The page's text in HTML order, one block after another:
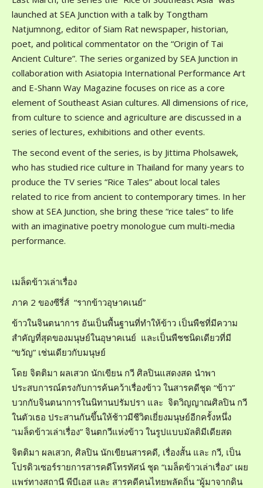
launched at SEA Junction with a talk by Tongtham
Natjumnong, editor of Siam Rat newspaper, historian,
poet, and political commentator on the “Origin of Tai
Ancient Culture”. The series organized by SEA Junction in
collaboration with Asiatopia International Performance Art
and E-Shann Way Magazine focuses on rice as a core
element of Southeast Asian cultures. All dimensions of rice,
from culture to science and agriculture are discussed in a
series of lectures, exhibitions and other events.
The second event of the series, is by Jittima Pholsawek,
who has studied rice culture in Thailand for many years to
produce the TV series “Rice Tales” about local tales
related to rice from ancient to contemporary times. In her
show at SEA Junction, she bring these “rice tales” to life
with an imaginative poetry monologue cum multi-media
performance.
เมล็ดข้าวเล่าเรื่อง
ภาค 2 ของซีรี่ส์ “รากข้าวอุษาคเนย์”
ข้าวในจินตนาการ อันเป็นพื้นฐานที่ทำให้ข้าว เป็นพืชที่มีความ
สำคัญที่สุดของมนุษย์ในอุษาคเนย์ และเป็นพืชชนิดเดียวที่มี
“ขวัญ” เช่นเดียวกับมนุษย์
โดย จิตติมา ผลเสวก นักเขียน กวี ศิลปินแสดงสด นำพา
ประสบการณ์ตรงกับการค้นคว้าเรื่องข้าว ในสารคดีชุด “ข้าว”
บวกกับจินตนาการในนิทานปรัมปรา และ จิตวิญญาณศิลปิน กวี
ในตัวเธอ ประสานกันขึ้นให้ช้าวมีชีวิตเยี่ยงมนุษย์อีกครั้งหนึ่ง
“เมล็ดข้าวเล่าเรื่อง” จินตกวีแห่งข้าว ในรูปแบบมัลติมีเดียสด
จิตติมา ผลเสวก, ศิลปิน นักเขียนสารคดี, เรื่องสั้น และ กวี, เป็น
โปรดิวเซอร์รายการสารคดีโทรทัศน์ ชุด “เมล็ดข้าวเล่าเรื่อง” เผย
แพร่ทางสถานี พีบีเอส และ สารคดีคนไทยพลัดถิ่น “ผู้มาจากดิน